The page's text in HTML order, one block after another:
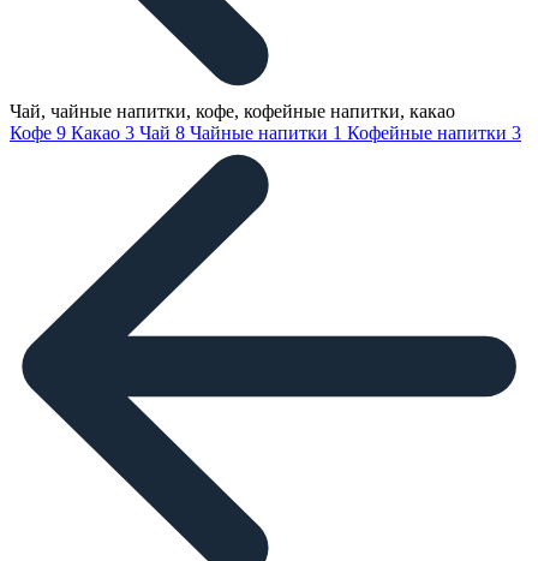
Чай, чайные напитки, кофе, кофейные напитки, какао
Кофе 9 Какао 3 Чай 8 Чайные напитки 1 Кофейные напитки 3